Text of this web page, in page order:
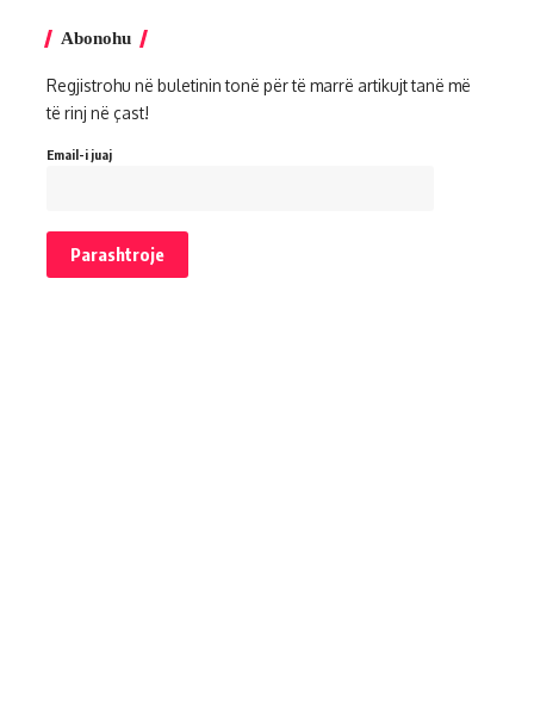
Abonohu
Regjistrohu në buletinin tonë për të marrë artikujt tanë më
të rinj në çast!
Email-i juaj